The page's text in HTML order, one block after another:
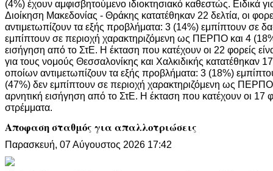
(4%) έχουν αμφισβητούμενο ιδιοκτησιακό καθεστώς. Ειδικά
Διοίκηση Μακεδονίας - Θράκης κατατέθηκαν 22 δελτία, οι
αντιμετωπίζουν τα εξής προβλήματα: 3 (14%) εμπίπτουν σε
εμπίπτουν σε περιοχή χαρακτηριζόμενη ως ΠΕΡΠΟ και 4
εισήγηση από το ΣτΕ. Η έκταση που κατέχουν οι 22 φορείς
για τους νομούς Θεσσαλονίκης και Χαλκιδικής κατατέθηκαν
οποίων αντιμετωπίζουν τα εξής προβλήματα: 3 (18%)
(47%) δεν εμπίπτουν σε περιοχή χαρακτηριζόμενη ως
αρνητική εισήγηση από το ΣτΕ. Η έκταση που κατέχουν οι 17
στρέμματα.
Αποφαση σταθμός για απαλλοτριώσεις
Παρασκευή, 07 Αύγουστος 2026 17:42